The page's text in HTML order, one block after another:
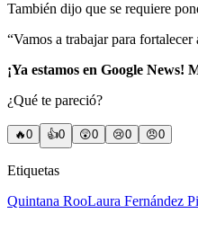
También dijo que se requiere
“Vamos a trabajar para
¡Ya estamos en Google
¿Qué te pareció?
🔥0 👍0 😲0 😢0 😠0
Etiquetas
Quintana RooLaura Fernández